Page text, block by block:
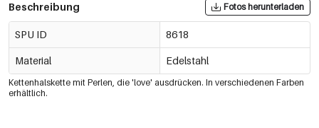
Beschreibung Fotos herunterladen
SPU ID 8618
Material Edelstahl
Kettenhalskette mit Perlen, die 'love' ausdrücken. In verschiedenen Farben
erhältlich.